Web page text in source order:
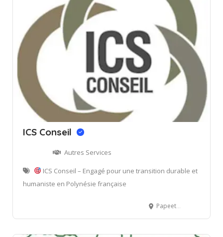
ICS Conseil
Autres Services
ICS Conseil – Engagé pour une transition durable et
humaniste en Polynésie française
Papeete, Tahiti – Polynésie française